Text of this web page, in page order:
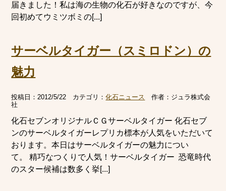
届きました！私は海の生物の化石が好きなのですが、今
回初めてウミツボミの[...]
サーベルタイガー（スミロドン）の
魅力
投稿日：2012/5/22 カテゴリ：化石ニュース 作者： ジュラ株式会
社
化石セブンオリジナルＣＧサーベルタイガー 化石セブ
ンのサーベルタイガーレプリカ標本が人気をいただいて
おります。本日はサーベルタイガーの魅力につい
て。 精巧なつくりで人気！サーベルタイガー 恐竜時代
のスター候補は数多く挙[...]